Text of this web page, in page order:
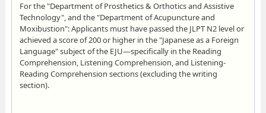
For the "Department of Prosthetics & Orthotics and Assistive
Technology", and the "Department of Acupuncture and
Moxibustion": Applicants must have passed the JLPT N2 level or
achieved a score of 200 or higher in the "Japanese as a Foreign
Language" subject of the EJU—specifically in the Reading
Comprehension, Listening Comprehension, and Listening-
Reading Comprehension sections (excluding the writing
section).